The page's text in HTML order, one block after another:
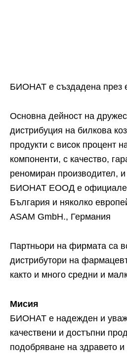
БИОНАТ е създадена през
Основна дейност на
дистрибуция на билкова
продукти с висок процент
компоненти, с качество,
реномиран производител,
БИОНАТ ЕООД е
България и няколко
ASAM GmbH., Германия
Партньори на фирмата са
дистрибутори на
както и много средни и
Мисия
БИОНАТ е надежден и
качествени и достъпни
подобряване на здравето и